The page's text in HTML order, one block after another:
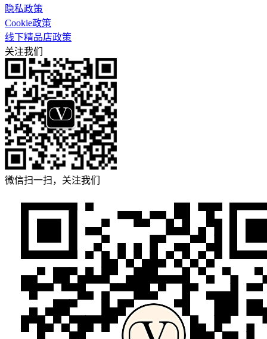
隐私政策
Cookie政策
线下精品店政策
关注我们
微信扫一扫，关注我们